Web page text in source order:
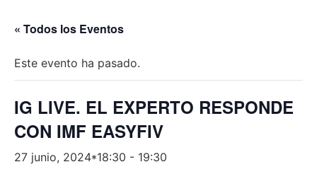
« Todos los Eventos
Este evento ha pasado.
IG LIVE. EL EXPERTO RESPONDE
CON IMF EASYFIV
27 junio, 2024*18:30 - 19:30